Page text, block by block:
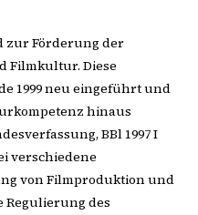
zur Förderung der
Filmkultur. Diese
1999 neu eingeführt und
hinaus
BBl 1997 I
verschiedene
von Filmproduktion und
Regulierung des